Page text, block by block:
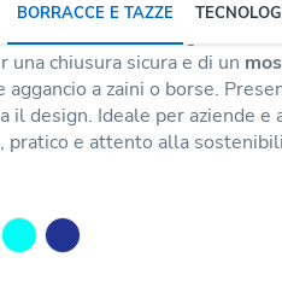
BORRACCE E TAZZE
inox riciclatocon elegante
una chiusura sicura e di un
a zaini o borse.
il design. Ideale per aziende e
pratico e attento alla